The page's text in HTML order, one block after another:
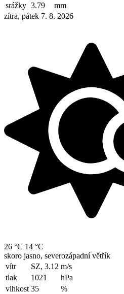
srážky 3.79
mm
zítra, pátek 7. 8. 2026
26 °C 14 °C
skoro jasno, severozápadní větřík
vítr
SZ, 3.12 m/s
tlak
1021
hPa
vlhkost 35
%